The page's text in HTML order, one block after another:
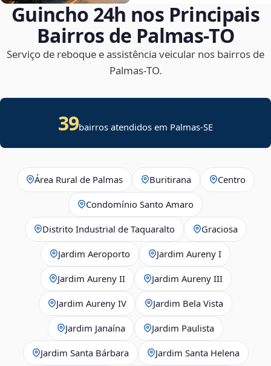
Guincho 24h nos Principais
Bairros de Palmas‑TO
Serviço de reboque e assistência veicular nos bairros de
Palmas‑TO.
39bairros atendidos em Palmas-SE
Área Rural de Palmas Buritirana Centro
Condomínio Santo Amaro
Distrito Industrial de Taquaralto Graciosa
Jardim Aeroporto Jardim Aureny I
Jardim Aureny II Jardim Aureny III
Jardim Aureny IV Jardim Bela Vista
Jardim Janaína Jardim Paulista
Jardim Santa Bárbara Jardim Santa Helena